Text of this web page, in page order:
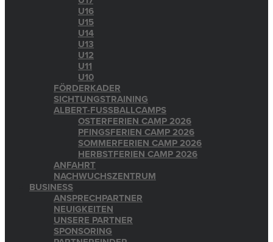
U16
U15
U14
U13
U12
U11
U10
FÖRDERKADER
SICHTUNGSTRAINING
ALBERT-FUSSBALLCAMPS
OSTERFERIEN CAMP 2026
PFINGSFERIEN CAMP 2026
SOMMERFERIEN CAMP 2026
HERBSTFERIEN CAMP 2026
ANFAHRT
NACHWUCHSZENTRUM
BUSINESS
ANSPRECHPARTNER
NEUIGKEITEN
UNSERE PARTNER
SPONSORING